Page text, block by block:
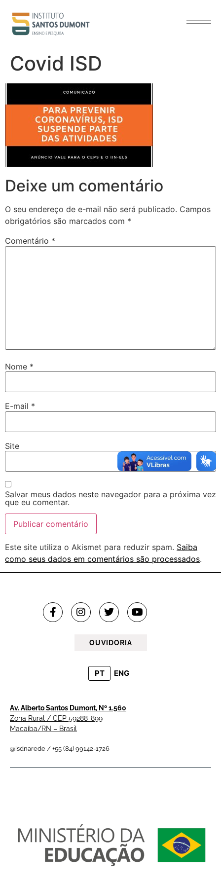
conteúdo
Covid ISD
Deixe um comentário
O seu endereço de e-mail não será publicado. Campos
obrigatórios são marcados com *
Comentário *
Nome *
E-mail *
Site
Salvar meus dados neste navegador para a próxima vez
que eu comentar.
Este site utiliza o Akismet para reduzir spam. Saiba
como seus dados em comentários são processados.
OUVIDORIA
PT ENG
Av. Alberto Santos Dumont, Nº 1.560
Zona Rural / CEP 59288-899
Macaíba/RN – Brasil
@isdnarede / +55 (84) 99142-1726